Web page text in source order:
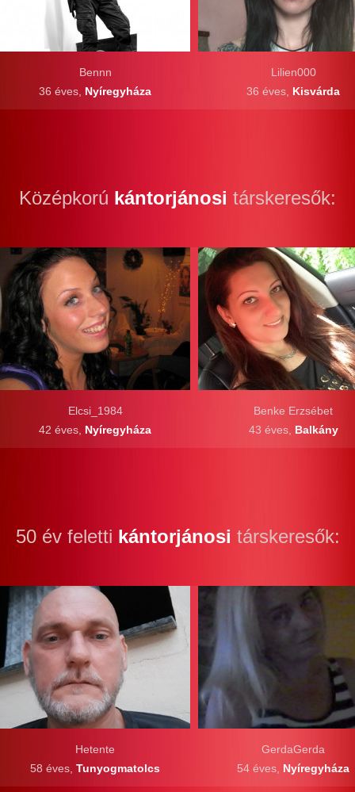
Lilien000
36 éves, Kisvárda
Bennn
36 éves, Nyíregyháza
Középkorú kántorjánosi társkeresők:
Elcsi_1984
42 éves, Nyíregyháza
Benke Erzsébet
43 éves, Balkány
50 év feletti kántorjánosi társkeresők:
GerdaGerda
54 éves, Nyíregyháza
Hetente
58 éves, Tunyogmatolcs